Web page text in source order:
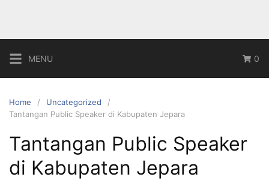
MENU 0
Home
Uncategorized
Tantangan Public Speaker di Kabupaten Jepara
Tantangan Public Speaker
di Kabupaten Jepara